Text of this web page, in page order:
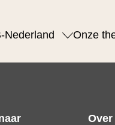
Nederland Onze